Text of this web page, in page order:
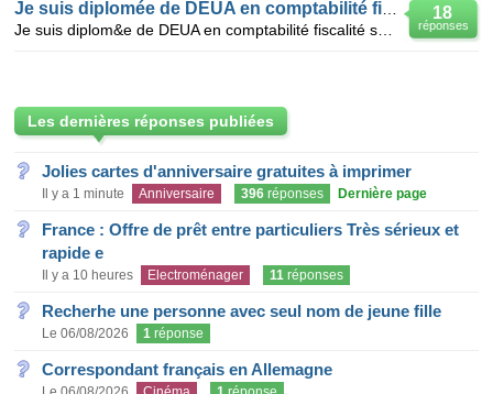
18
réponses
Les dernières réponses publiées
Jolies cartes d'anniversaire gratuites à imprimer
Il y a 1 minute Anniversaire 396 réponses Dernière page
France : Offre de prêt entre particuliers Très sérieux et
rapide e
Il y a 10 heures Electroménager 11 réponses
Recherhe une personne avec seul nom de jeune fille
Le 06/08/2026 1 réponse
Correspondant français en Allemagne